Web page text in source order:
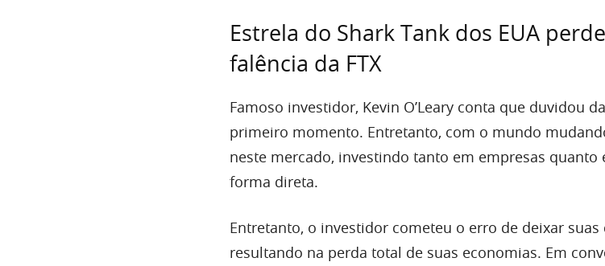
Estrela do Shark Tank dos EUA
falência da FTX
Famoso investidor, Kevin O’Leary conta que duvidou
primeiro momento. Entretanto, com o mundo
neste mercado, investindo tanto em empresas
forma direta.
Entretanto, o investidor cometeu o erro de deixar suas
resultando na perda total de suas economias. Em